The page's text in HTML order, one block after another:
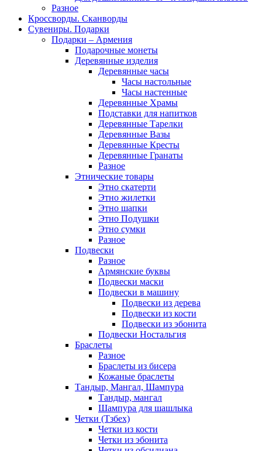
Разное
Кроссворды. Сканворды
Сувениры. Подарки
Подарки – Армения
Подарочные монеты
Деревянные изделия
Деревянные часы
Часы настольные
Часы настенные
Деревянные Храмы
Подставки для напитков
Деревянные Тарелки
Деревянные Вазы
Деревянные Кресты
Деревянные Гранаты
Разное
Этнические товары
Этно скатерти
Этно жилетки
Этно шапки
Этно Подушки
Этно сумки
Разное
Подвески
Разное
Армянские буквы
Подвески маски
Подвески в машину
Подвески из дерева
Подвески из кости
Подвески из эбонита
Подвески Ностальгия
Браслеты
Разное
Браслеты из бисера
Кожаные браслеты
Тандыр, Мангал, Шампура
Тандыр, мангал
Шампура для шашлыка
Четки (Тзбех)
Четки из кости
Четки из эбонита